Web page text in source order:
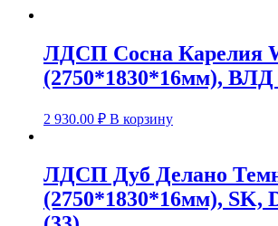
ЛДСП Сосна Карелия
(2750*1830*16мм), ВЛД
2 930.00 ₽ В корзину
ЛДСП Дуб Делано
(2750*1830*16мм), SK,